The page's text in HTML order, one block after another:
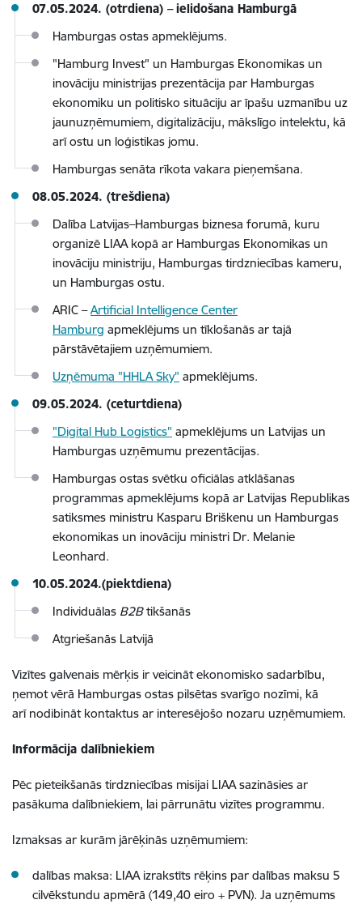
07.05.2024. (otrdiena) – ielidošana Hamburgā
Hamburgas ostas apmeklējums.
"Hamburg Invest" un Hamburgas Ekonomikas un
inovāciju ministrijas prezentācija par Hamburgas
ekonomiku un politisko situāciju ar īpašu uzmanību uz
jaunuzņēmumiem, digitalizāciju, mākslīgo intelektu, kā
arī ostu un loģistikas jomu.
Hamburgas senāta rīkota vakara pieņemšana.
08.05.2024. (trešdiena)
Dalība Latvijas–Hamburgas biznesa forumā, kuru
organizē LIAA kopā ar Hamburgas Ekonomikas un
inovāciju ministriju, Hamburgas tirdzniecības kameru,
un Hamburgas ostu.
ARIC –Artificial Intelligence Center
Hamburg apmeklējums un tīklošanās ar tajā
pārstāvētajiem uzņēmumiem.
Uzņēmuma "HHLA Sky" apmeklējums.
09.05.2024. (ceturtdiena)
"Digital Hub Logistics" apmeklējums un Latvijas un
Hamburgas uzņēmumu prezentācijas.
Hamburgas ostas svētku oficiālas atklāšanas
programmas apmeklējums kopā ar Latvijas Republikas
satiksmes ministru Kasparu Briškenu un Hamburgas
ekonomikas un inovāciju ministri Dr. Melanie
Leonhard.
10.05.2024.(piektdiena)
Individuālas B2Btikšanās
Atgriešanās Latvijā
Vizītes galvenais mērķis ir veicināt ekonomisko sadarbību,
ņemot vērā Hamburgas ostas pilsētas svarīgo nozīmi, kā
arī nodibināt kontaktus ar interesējošo nozaru uzņēmumiem.
Informācija dalībniekiem
Pēc pieteikšanās tirdzniecības misijai LIAA sazināsies ar
pasākuma dalībniekiem, lai pārrunātu vizītes programmu.
Izmaksas ar kurām jārēķinās uzņēmumiem:
dalības maksa: LIAA izrakstīts rēķins par dalības maksu 5
cilvēkstundu apmērā (149,40 eiro + PVN). Ja uzņēmums